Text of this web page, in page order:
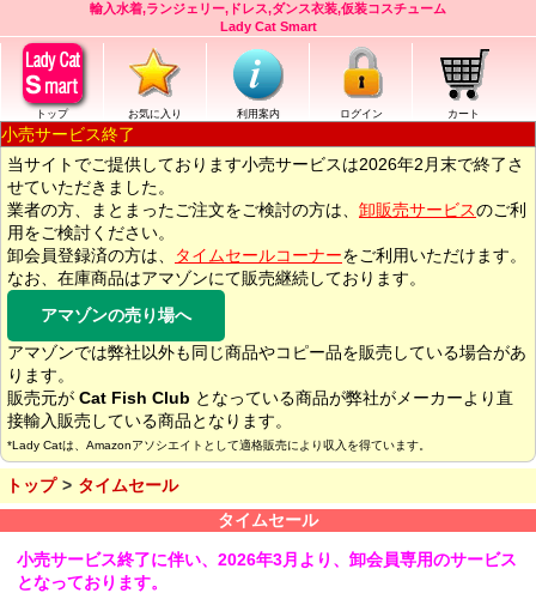
輸入水着,ランジェリー,ドレス,ダンス衣装,仮装コスチューム
Lady Cat Smart
トップ お気に入り 利用案内 ログイン カート
小売サービス終了
当サイトでご提供しております小売サービスは2026年2月末で終了さ
せていただきました。
業者の方、まとまったご注文をご検討の方は、 卸販売サービスのご利
用をご検討ください。
卸会員登録済の方は、
タイムセールコーナーをご利用いただけます。
なお、在庫商品はアマゾンにて販売継続しております。
アマゾンの売り場へ
アマゾンでは弊社以外も同じ商品やコピー品を販売している場合があ
ります。
販売元が Cat Fish Club となっている商品が弊社がメーカーより直
接輸入販売している商品となります。
*Lady Catは、Amazonアソシエイトとして適格販売により収入を得ています。
トップ
タイムセール
タイムセール
小売サービス終了に伴い、2026年3月より、卸会員専用のサービス
となっております。